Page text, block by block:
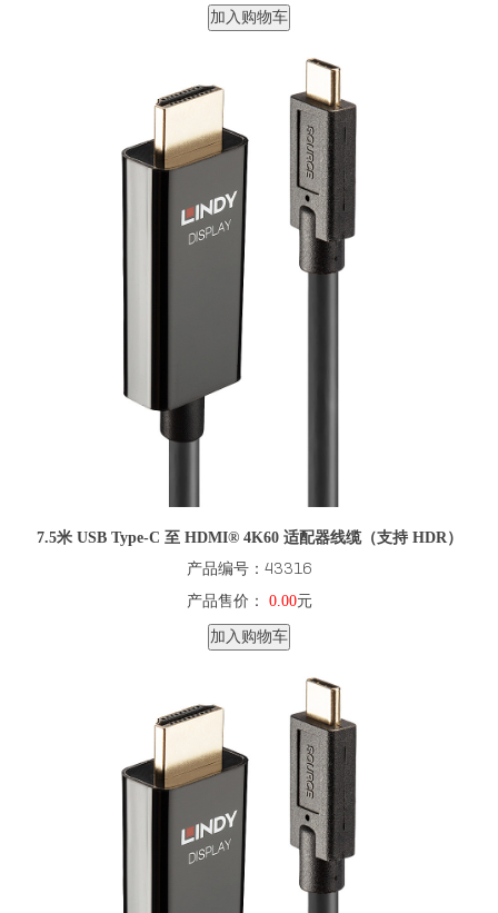
加入购物车
7.5米 USB Type-C 至 HDMI® 4K60 适配器线缆（支持 HDR）
产品编号：43316
产品售价： 0.00元
加入购物车